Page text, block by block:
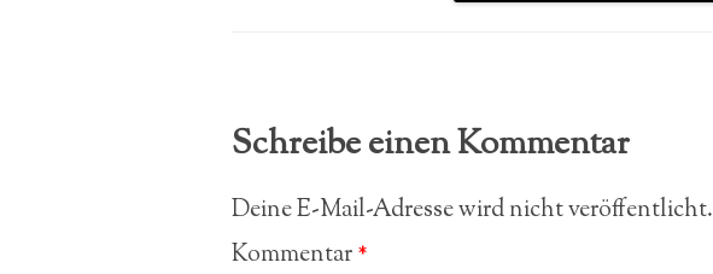
Schreibe einen Kommentar
Deine E-Mail-Adresse wird nicht veröffentlicht.
Kommentar*